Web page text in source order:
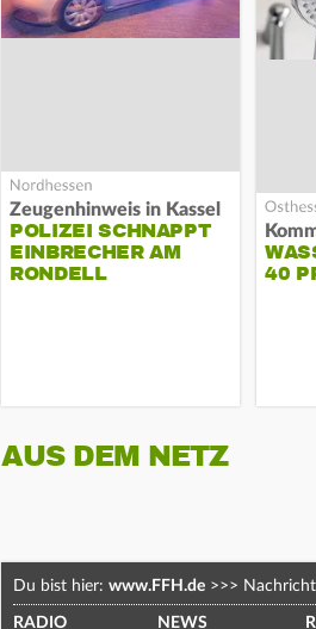
Zeugenhinweis in Kassel
POLIZEI SCHNAPPT
EINBRECHER AM
RONDELL
40
AUS DEM NETZ
Du bist hier: www.FFH.de >>>
RADIO NEWS